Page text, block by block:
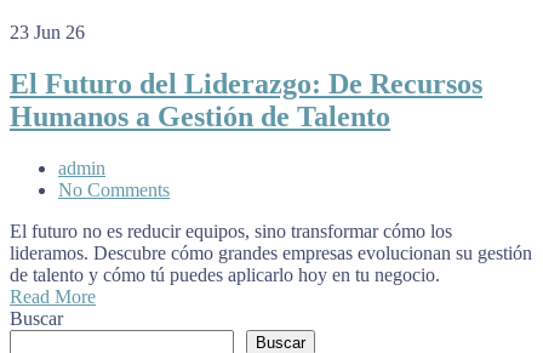
23 Jun 26
El Futuro del Liderazgo: De Recursos
Humanos a Gestión de Talento
admin
No Comments
El futuro no es reducir equipos, sino transformar cómo los
lideramos. Descubre cómo grandes empresas evolucionan su gestión
de talento y cómo tú puedes aplicarlo hoy en tu negocio.
Read More
Buscar
Buscar